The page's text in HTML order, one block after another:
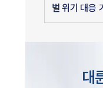
벌 위기 대응
대